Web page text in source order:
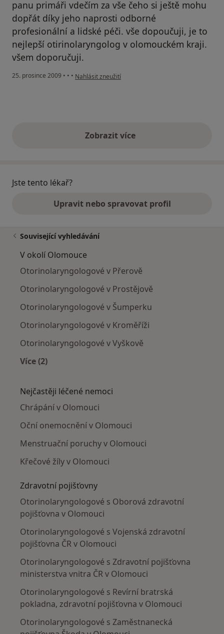
panu primáři vdečím za vše čeho si ještě mohu
dopřát díky jeho naprosti odborné
profesionální a lidské péči. vše dopoučuji, je to
nejlepší otirinolaryngolog v olomouckém kraji.
všem doporučuji.
25. prosince 2009 • • • podle názoru uživatele Pacient
Nahlásit zneužití
Zobrazit vícevýše uvedené názory
Jste tento lékař?
Upravit nebo spravovat profil
Související vyhledávání
V okolí Olomouce
Otorinolaryngologové v Přerově
Otorinolaryngologové v Prostějově
Otorinolaryngologové v Šumperku
Otorinolaryngologové v Kroměříži
Otorinolaryngologové v Vyškově
Více (2)
Nejčastěji léčené nemoci
Chrápání v Olomouci
Oční onemocnění v Olomouci
Menstruační poruchy v Olomouci
Křečové žíly v Olomouci
Zdravotní pojišťovny
Otorinolaryngologové s Oborová zdravotní
pojišťovna v Olomouci
Otorinolaryngologové s Vojenská zdravotní
pojišťovna ČR v Olomouci
Otorinolaryngologové s Zdravotní pojišťovna
ministerstva vnitra ČR v Olomouci
Otorinolaryngologové s Revírní bratrská
pokladna, zdravotní pojišťovna v Olomouci
Otorinolaryngologové s Zaměstnanecká